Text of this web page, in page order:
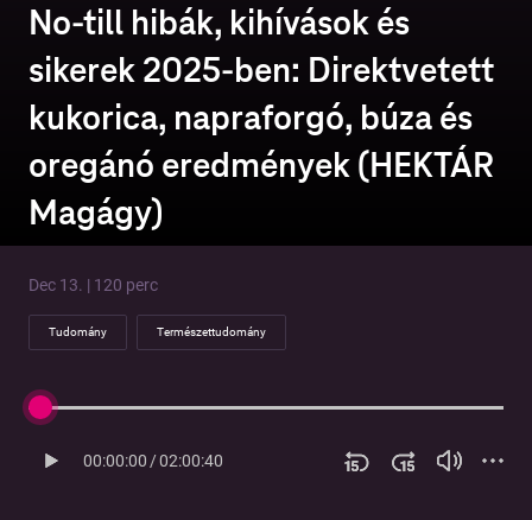
No-till hibák, kihívások és
sikerek 2025-ben: Direktvetett
kukorica, napraforgó, búza és
oregánó eredmények (HEKTÁR
Magágy)
Dec 13. | 120 perc
Tudomány Természettudomány
00:00:00/02:00:40